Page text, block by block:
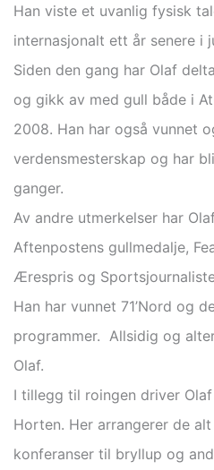
Han viste et uvanlig fysisk
internasjonalt ett år senere i
Siden den gang har Olaf
og gikk av med gull både i
2008. Han har også vunnet
verdensmesterskap og har
ganger.
Av andre utmerkelser har
Aftenpostens gullmedalje,
Ærespris og
Han har vunnet 71’Nord og
programmer. Allsidig og
Olaf.
I tillegg til roingen driver
Horten. Her arrangerer de
konferanser til bryllup og